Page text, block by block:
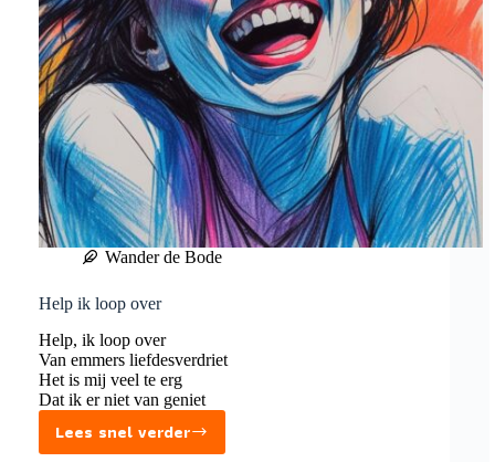
Wander de Bode
Help ik loop over
Help, ik loop over
Van emmers liefdesverdriet
Het is mij veel te erg
Dat ik er niet van geniet
Lees snel verder
Help